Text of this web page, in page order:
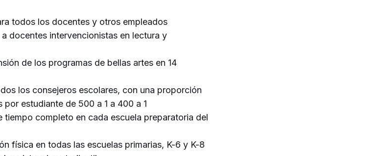
todos los docentes y otros empleados
docentes intervencionistas en lectura y
de los programas de bellas artes en 14
los consejeros escolares, con una proporción
por estudiante de 500 a 1 a 400 a 1
tiempo completo en cada escuela preparatoria del
física en todas las escuelas primarias, K-6 y K-8